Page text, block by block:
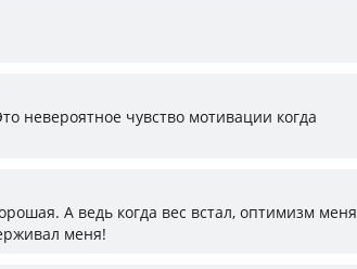
невероятное чувство мотивации когда
А ведь когда вес встал, оптимизм меня
меня!